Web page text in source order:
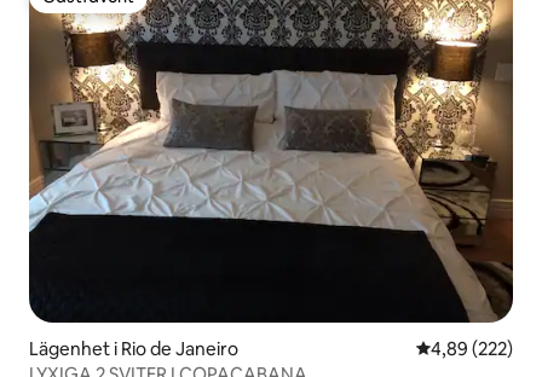
Gästfavorit
Lägenhet i Rio de Janeiro 4,89 av 5 i
4,89 (222)